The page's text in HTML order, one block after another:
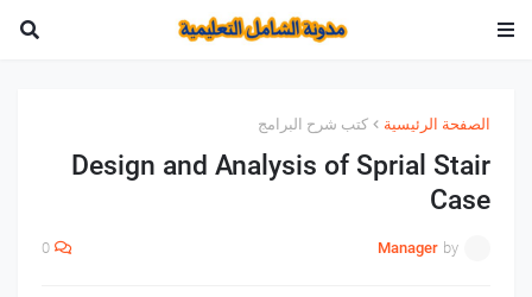
الصفحة الرئيسية كتب شرح البرامج
Design and Analysis of Sprial Stair
Case
by
Manager
0